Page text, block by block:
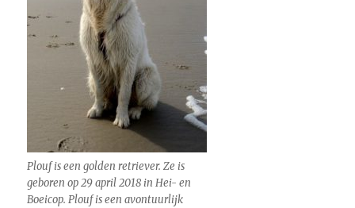
Plouf is een golden retriever. Ze is
geboren op 29 april 2018 in Hei- en
Boeicop. Plouf is een avontuurlijk